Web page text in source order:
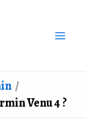
Venu 4 ?